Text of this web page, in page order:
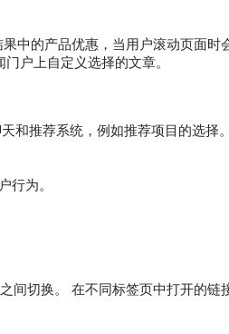
中的产品优惠，当用户滚动页面时
户上自定义选择的文章。
和推荐系统，例如推荐项目的选择
为。
间切换。 在不同标签页中打开的链